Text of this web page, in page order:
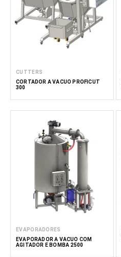
CUTTERS
CORTADOR A VÁCUO PROFICUT
300
EVAPORADORES
EVAPORADOR A VÁCUO COM
AGITADOR E BOMBA 2500